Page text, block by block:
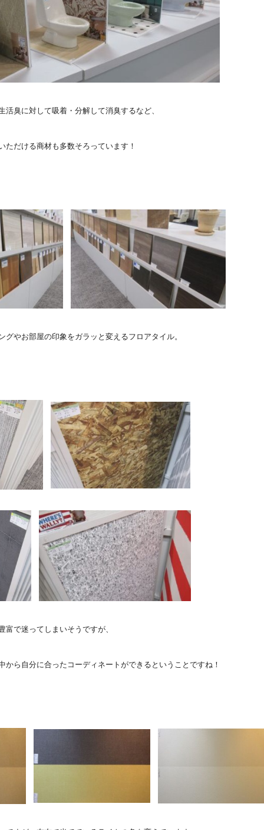
活臭に対して吸着・分解して消臭するなど、
ただける商材も多数そろっています！
グやお部屋の印象をガラッと変えるフロアタイル。
富で迷ってしまいそうですが、
から自分に合ったコーディネートができるということですね！